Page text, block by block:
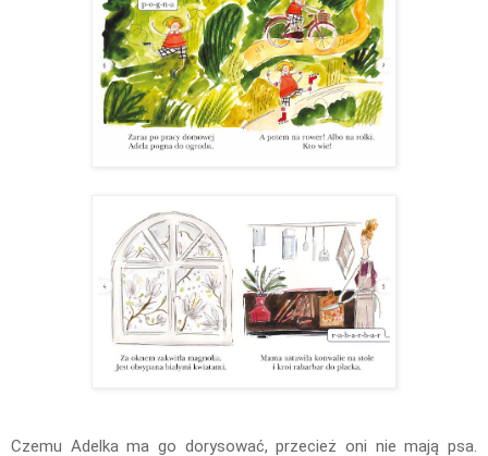
Czemu Adelka ma go dorysować, przecież oni nie mają psa.